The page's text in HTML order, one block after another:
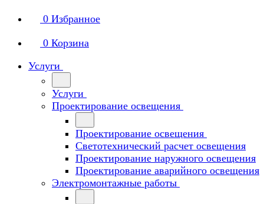
0 Избранное
0 Корзина
Услуги
Услуги
Проектирование освещения
Проектирование освещения
Светотехнический расчет освещения
Проектирование наружного освещения
Проектирование аварийного освещения
Электромонтажные работы